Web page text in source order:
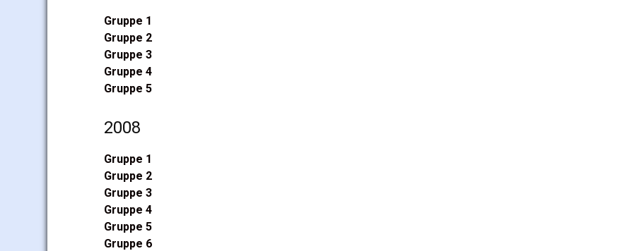
Gruppe 1
Gruppe 2
Gruppe 3
Gruppe 4
Gruppe 5
2008
Gruppe 1
Gruppe 2
Gruppe 3
Gruppe 4
Gruppe 5
Gruppe 6